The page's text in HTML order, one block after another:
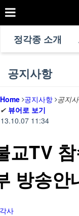
정각종 소개
공지사항
Home 공지사항 공지
✔ 뷰어로 보기
11:34
교TV
방송안
사